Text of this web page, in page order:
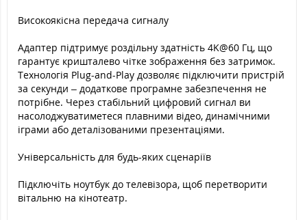
Високоякісна передача сигналу
Адаптер підтримує роздільну здатність 4K@60 Гц, що
гарантує кришталево чітке зображення без затримок.
Технологія Plug-and-Play дозволяє підключити пристрій
за секунди – додаткове програмне забезпечення не
потрібне. Через стабільний цифровий сигнал ви
насолоджуватиметеся плавними відео, динамічними
іграми або деталізованими презентаціями.
Універсальність для будь-яких сценаріїв
Підключіть ноутбук до телевізора, щоб перетворити
вітальню на кінотеатр.